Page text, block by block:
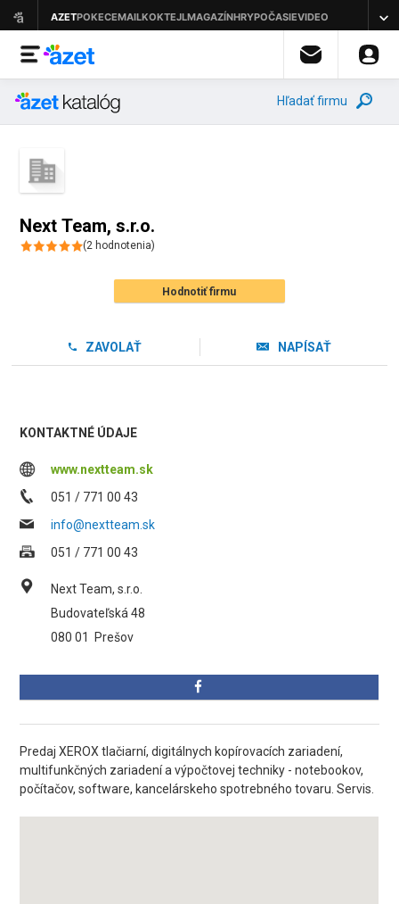
Hľadať firmu
Next Team, s.r.o.
(2 hodnotenia)
Hodnotiť firmu
ZAVOLAŤ NAPÍSAŤ
KONTAKTNÉ ÚDAJE
www.nextteam.sk
051 / 771 00 43
info@nextteam.sk
051 / 771 00 43
Next Team, s.r.o.
Budovateľská 48
080 01
Prešov
Predaj XEROX tlačiarní, digitálnych kopírovacích zariadení,
multifunkčných zariadení a výpočtovej techniky - notebookov,
počítačov, software, kancelárskeho spotrebného tovaru. Servis.